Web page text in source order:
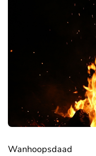
Wanhoopsdaad